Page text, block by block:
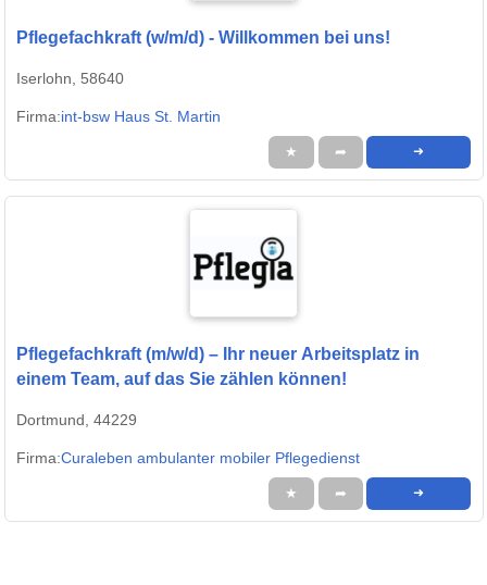
Pflegefachkraft (w/m/d) - Willkommen bei uns!
Iserlohn, 58640
Firma:int-bsw Haus St. Martin
★ ➦ ➜
Pflegefachkraft (m/w/d) – Ihr neuer Arbeitsplatz in
einem Team, auf das Sie zählen können!
Dortmund, 44229
Firma:Curaleben ambulanter mobiler Pflegedienst
★ ➦ ➜